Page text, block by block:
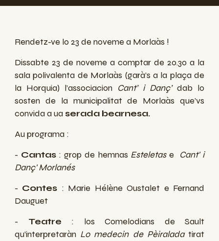
Rendetz-ve lo 23 de noveme a Morlaàs !
Dissabte 23 de noveme a comptar de 20.30 a la
sala polivalenta de Morlaàs (garà’s a la plaça de
la Horquia) l’associacion Cant’ i Danç’dab lo
sosten de la municipalitat de Morlaàs que’vs
convida a uaserada bearnesa.
Au programa :
- Cantas : grop de hemnas Esteletase Cant' i
Danç' Morlanés
- Contes : Marie Hélène Oustalet e Fernand
Dauguet
- Teatre : los Comelodians de Sault
qu’interpretaràn Lo medecin de Pèiraladatirat